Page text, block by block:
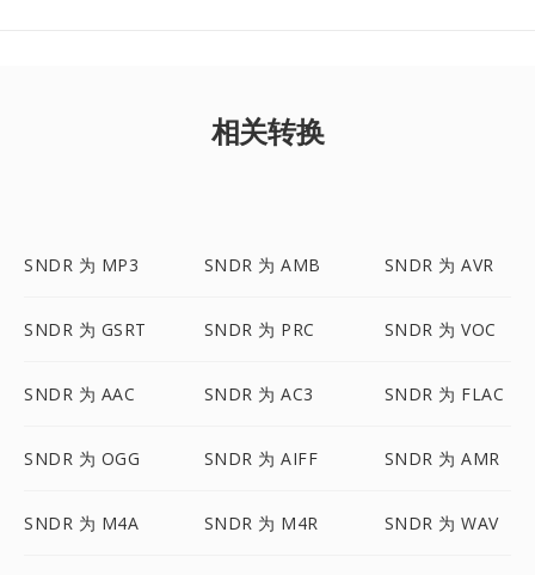
相关转换
SNDR 为 MP3 SNDR 为 AMB SNDR 为 AVR
SNDR 为 GSRT SNDR 为 PRC SNDR 为 VOC
SNDR 为 AAC SNDR 为 AC3 SNDR 为 FLAC
SNDR 为 OGG SNDR 为 AIFF SNDR 为 AMR
SNDR 为 M4A SNDR 为 M4R SNDR 为 WAV